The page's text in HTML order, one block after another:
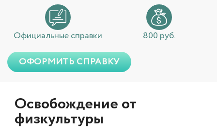
Официальные справки 800 руб.
ОФОРМИТЬ СПРАВКУ
Освобождение от
физкультуры